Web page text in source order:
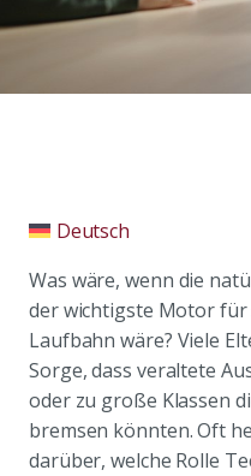
Deutsch
Was wäre, wenn die
der wichtigste Motor für
Laufbahn wäre? Viele
Sorge, dass veraltete
oder zu große Klassen
bremsen könnten. Oft
darüber, welche Rolle